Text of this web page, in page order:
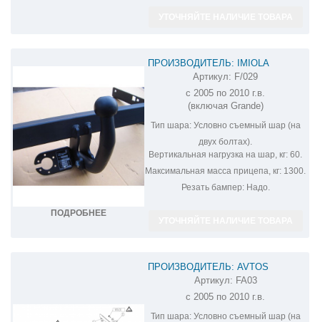
ПОДРОБНЕЕ
ПРОИЗВОДИТЕЛЬ: IMIOLA
ФАРКОП НА FIAT PUNTO 3 F/029
Артикул: F/029
с 2005 по 2010 г.в.
(включая Grande)
Тип шара:Условно съемный шар (на
двух болтах).
Вертикальная нагрузка на шар, кг: 60.
Максимальная масса прицепа, кг: 1300.
Резать бампер:Надо.
ПРОИЗВОДИТЕЛЬ: AVTOS
ФАРКОП НА FIAT PUNTO 3 GRANDE
FA03
Артикул: FA03
с 2005 по 2010 г.в.
Тип шара:Условно съемный шар (на